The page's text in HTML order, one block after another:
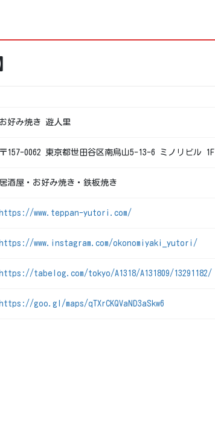
お好み焼き 遊人里
〒157-0062 東京都世田谷区南烏山5-13-6 ミノリビル 1F
居酒屋・お好み焼き・鉄板焼き
https://www.teppan-yutori.com/
https://www.instagram.com/okonomiyaki_yutori/
https://tabelog.com/tokyo/A1318/A131809/13291182/
https://goo.gl/maps/qTXrCKQVaND3aSkw6